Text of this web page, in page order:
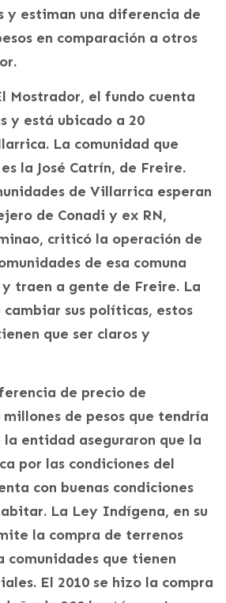
y estiman una diferencia de
en comparación a otros
Mostrador, el fundo cuenta
y está ubicado a 20
La comunidad que
la José Catrín, de Freire.
de Villarrica esperan
de Conadi y ex RN,
criticó la operación de
de esa comuna
traen a gente de Freire. La
sus políticas, estos
que ser claros y
de precio de
de pesos que tendría
entidad aseguraron que la
por las condiciones del
con buenas condiciones
La Ley Indígena, en su
la compra de terrenos
comunidades que tienen
El 2010 se hizo la compra